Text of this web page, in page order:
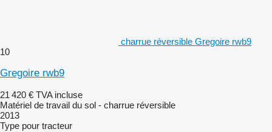
charrue réversible Gregoire rwb9
10
Gregoire rwb9
21 420 € TVA incluse
Matériel de travail du sol - charrue réversible
2013
Type pour tracteur